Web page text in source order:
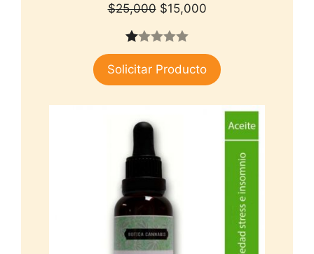
$25,000 El
original
$25,000.
$15,000El
es:
$15,000.
1.
00
Solicitar Producto